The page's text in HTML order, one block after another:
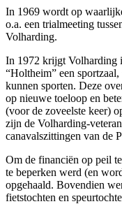
In 1969 wordt op
o.a. een trialmeeting
Volharding.
In 1972 krijgt Volharding
“Holtheim” een
kunnen sporten. Deze
op nieuwe toeloop en
(voor de zoveelste keer)
zijn de Volharding-
canavalszittingen van de
Om de financiën op peil
te beperken werd (en
opgehaald. Bovendien
fietstochten en